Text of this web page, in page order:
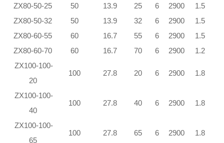
ZX80-50-25
50 13.9 25 6 2900
1.5
ZX80-50-32
50 13.9 32 6 2900
1.5
ZX80-60-55
60 16.7 55 6 2900
1.5
ZX80-60-70
60 16.7 70 6 2900
1.2
ZX100-100-
20
100 27.8 20 6 2900 1.8
ZX100-100-
40
100 27.8 40 6 2900 1.8
ZX100-100-
65
100 27.8 65 6 2900 1.8